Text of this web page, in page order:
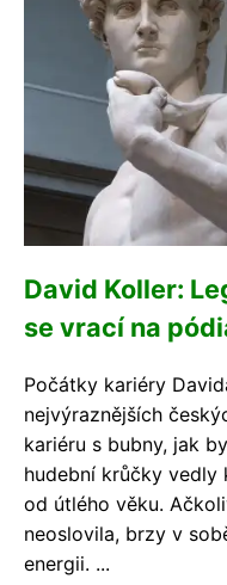
David Koller:
se vrací na
Počátky kariéry
nejvýraznějších
kariéru s bubny, jak
hudební krůčky vedly
od útlého věku.
neoslovila, brzy v
energii. ...